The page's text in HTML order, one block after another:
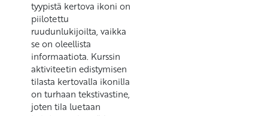
tyypistä kertova ikoni on
piilotettu
ruudunlukijoilta, vaikka
se on oleellista
informaatiota. Kurssin
aktiviteetin edistymisen
tilasta kertovalla ikonilla
on turhaan tekstivastine,
joten tila luetaan